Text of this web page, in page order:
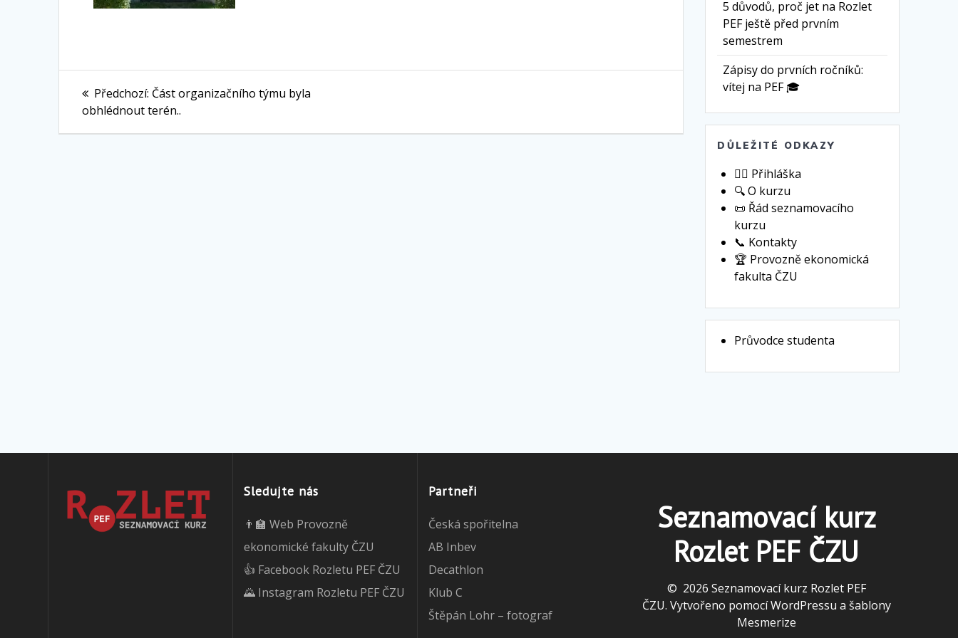
Navigace
pro
Předchozí: Předchozí
příspěvek:
Část organizačního týmu byla
obhlédnout terén..
5 důvodů, proč jet na Rozlet
PEF ještě před prvním
semestrem
Zápisy do prvních ročníků:
vítej na PEF 🎓
DŮLEŽITÉ ODKAZY
🙋‍♀️ Přihláška
🔍 O kurzu
📜 Řád seznamovacího
kurzu
📞 Kontakty
🏆 Provozně ekonomická
fakulta ČZU
Průvodce studenta
Sledujte nás
👨‍🏫 Web Provozně
ekonomické fakulty ČZU
👍 Facebook Rozletu PEF ČZU
🌄 Instagram Rozletu PEF ČZU
Partneři
Česká spořitelna
AB Inbev
Decathlon
Klub C
Štěpán Lohr – fotograf
Seznamovací kurz
Rozlet PEF ČZU
© 2026 Seznamovací kurz Rozlet PEF
ČZU. Vytvořeno pomocí WordPressu a šablony
Mesmerize